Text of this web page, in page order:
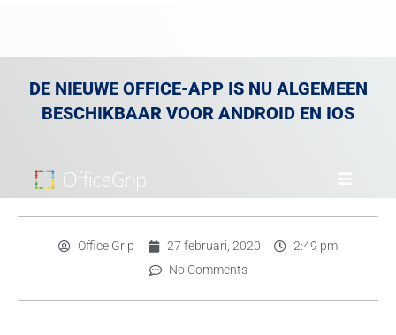
DE NIEUWE OFFICE-APP IS NU ALGEMEEN
BESCHIKBAAR VOOR ANDROID EN IOS
Office Grip 27 februari, 2020
2:49 pm
No Comments